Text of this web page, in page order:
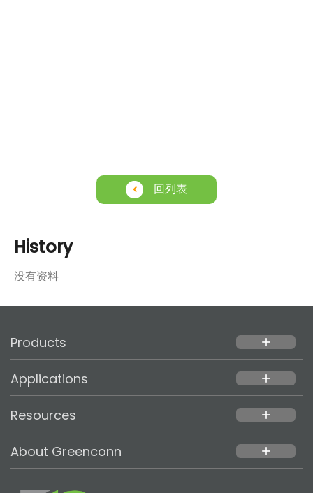
回列表
History
没有资料
Products add
Applications add
Resources add
About Greenconn add